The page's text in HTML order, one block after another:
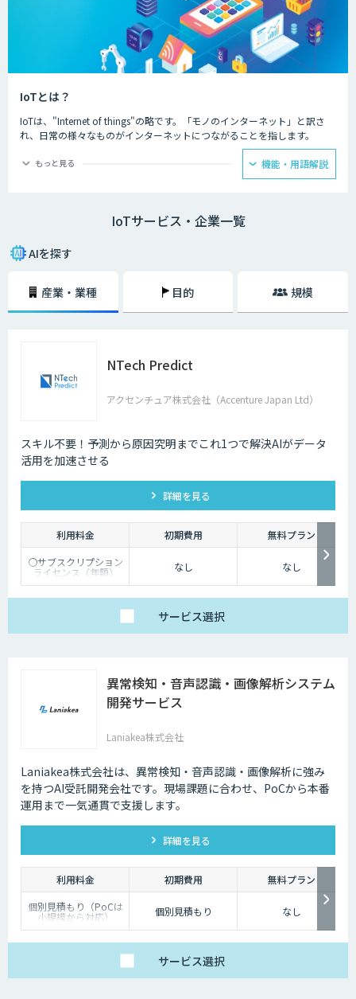
IoTとは？
IoTは、"Internet of things"の略です。「モノのインターネット」と訳さ
れ、日常の様々なものがインターネットにつながることを指します。
IoTによってできることは主に二つあり、一つ目はモノの遠隔操作です。
インターネットにつながったモノを、リモコンなどを用いて遠隔から動き
二つ目は、モノのモニタリングです。モノにセンサーなどをつけ、その情
ことができます。
め、より便利で快適な生活ができるようになると期待されています。
もっと見る 機能・用語解説
IoTサービス・企業一覧
AIを探す
産業・業種 目的 規模
NTech Predict
アクセンチュア株式会社（Accenture Japan Ltd）
スキル不要！予測から原因究明までこれ1つで解決AIがデータ
活用を加速させる
詳細を見る
利用料金 初期費用
無料プラン
〇サブスクリプション
ライセンス（年額）
価格：オープン価格
問い合わせください。
※使用するPC1台あた
りに１ライセンスが必
どもオプションサービ
スとしてご提供可能で
なし なし
サービス選択
異常検知・音声認識・画像解析システム
開発サービス
Laniakea株式会社
Laniakea株式会社は、異常検知・音声認識・画像解析に強み
を持つAI受託開発会社です。現場課題に合わせ、PoCから本番
運用まで一気通貫で支援します。
詳細を見る
利用料金 初期費用
無料プラン
個別見積もり（PoCは
小規模から対応） 個別見積もり なし
サービス選択